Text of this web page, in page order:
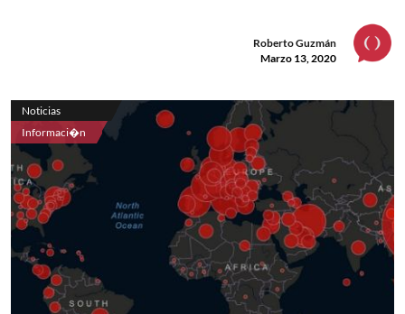
Roberto Guzmán
Marzo 13, 2020
Noticias
Informaci�n